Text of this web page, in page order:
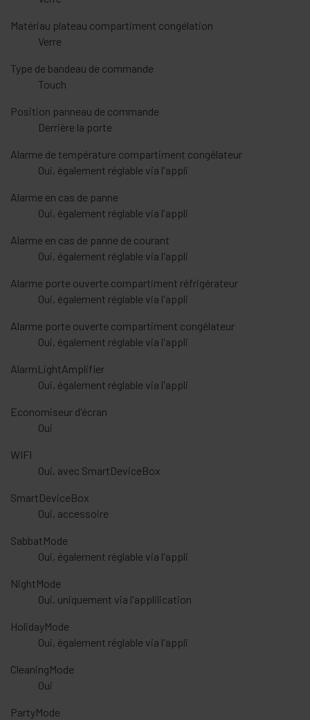
Matériau plateau compartiment congélation
Verre
Type de bandeau de commande
Touch
Position panneau de commande
Derrière la porte
Alarme de température compartiment congélateur
Oui, également réglable via l'appli
Alarme en cas de panne
Oui, également réglable via l'appli
Alarme en cas de panne de courant
Oui, également réglable via l'appli
Alarme porte ouverte compartiment réfrigérateur
Oui, également réglable via l'appli
Alarme porte ouverte compartiment congélateur
Oui, également réglable via l'appli
AlarmLightAmplifier
Oui, également réglable via l'appli
Economiseur d'écran
Oui
WIFI
Oui, avec SmartDeviceBox
SmartDeviceBox
Oui, accessoire
SabbatMode
Oui, également réglable via l'appli
NightMode
Oui, uniquement via l'applilication
HolidayMode
Oui, également réglable via l'appli
CleaningMode
Oui
PartyMode